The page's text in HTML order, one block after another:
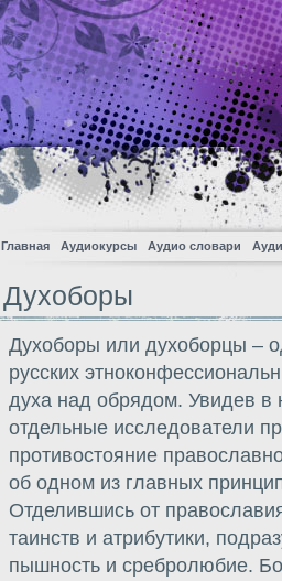
Главная Аудиокурсы Аудио словари
Духоборы
Духоборы или духоборцы –
русских
духа над обрядом. Увидев в
отдельные исследователи
противостояние
об одном из главных
Отделившись от
таинств и атрибутики,
пышность и сребролюбие.